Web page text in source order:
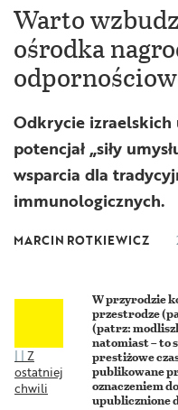
Warto
ośrodka
Odkrycie izraelskich
potencjał „siły
wsparcia dla
immunologicznych.
MARCIN ROTKIEWICZ
| Z
ostatniej
chwili
W przyrodzie
przestrodze
(patrz:
natomiast – to
prestiżowe
publikowane
oznaczeniem
upublicznione